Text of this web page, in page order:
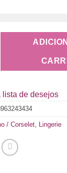
lista de desejos
/ Corselet, Lingerie